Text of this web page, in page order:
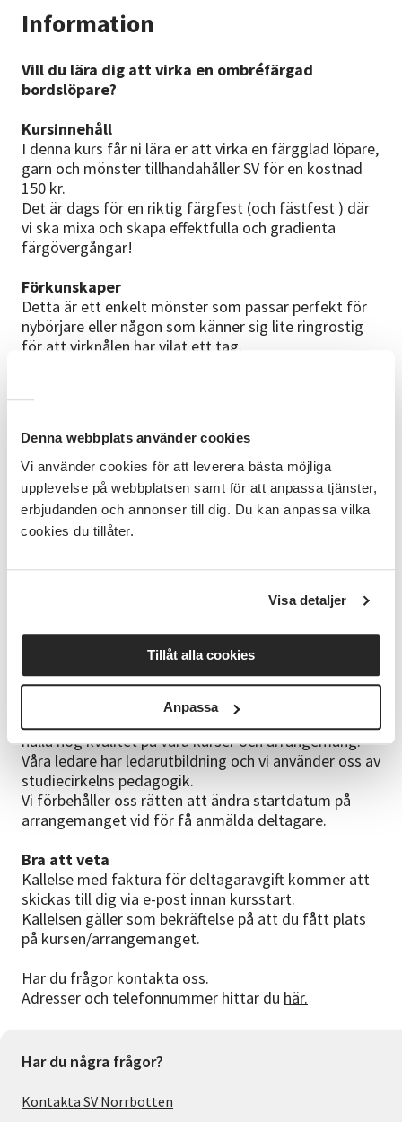
Denna webbplats använder cookies
Vi använder cookies för att leverera bästa möjliga
upplevelse på webbplatsen samt för att anpassa tjänster,
erbjudanden och annonser till dig. Du kan anpassa vilka
cookies du tillåter.
Visa detaljer
Tillåt alla cookies
Anpassa
Information
Vill du lära dig att virka en ombréfärgad
bordslöpare?
Kursinnehåll
I denna kurs får ni lära er att virka en färgglad löpare,
garn och mönster tillhandahåller SV för en kostnad
150 kr.
Det är dags för en riktig färgfest (och fästfest ) där
vi ska mixa och skapa effektfulla och gradienta
färgövergångar!
Förkunskaper
Detta är ett enkelt mönster som passar perfekt för
nybörjare eller någon som känner sig lite ringrostig
för att virknålen har vilat ett tag.
Mönster samt garn ingår i kursen för den nätta
Rekommenderad storlek är 2,5-3,5 mm.
Kursledare
Detta är en kamratcirkel så vi träffas och hjälper
varandra men jag har gjort ganska många av dessa
För dig som vill gå vidare finns även kursenLär dig
Kom ihåg att lämna ditt mobilnummer och din e-
postadress när du anmäler dig.
Vi på Studieförbundet Vuxenskolan strävar efter att
hålla hög kvalitet på våra kurser och arrangemang.
Våra ledare har ledarutbildning och vi använder oss av
studiecirkelns pedagogik.
Vi förbehåller oss rätten att ändra startdatum på
arrangemanget vid för få anmälda deltagare.
Bra att veta
Kallelse med faktura för deltagaravgift kommer att
skickas till dig via e-post innan kursstart.
Kallelsen gäller som bekräftelse på att du fått plats
på kursen/arrangemanget.
Har du frågor kontakta oss.
Adresser och telefonnummer hittar du här.
Har du några frågor?
Kontakta SV Norrbotten